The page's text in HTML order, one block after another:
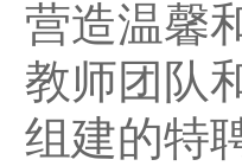
营造温馨
教师团队
组建的特